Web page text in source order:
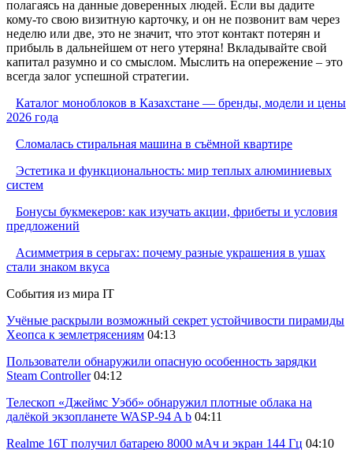
полагаясь на данные доверенных людей. Если вы дадите
кому-то свою визитную карточку, и он не позвонит вам через
неделю или две, это не значит, что этот контакт потерян и
прибыль в дальнейшем от него утеряна! Вкладывайте свой
капитал разумно и со смыслом. Мыслить на опережение – это
всегда залог успешной стратегии.
Каталог моноблоков в Казахстане — бренды, модели и цены
2026 года
Сломалась стиральная машина в съёмной квартире
Эстетика и функциональность: мир теплых алюминиевых
систем
Бонусы букмекеров: как изучать акции, фрибеты и условия
предложений
Асимметрия в серьгах: почему разные украшения в ушах
стали знаком вкуса
События из мира IT
Учёные раскрыли возможный секрет устойчивости пирамиды
Хеопса к землетрясениям 04:13
Пользователи обнаружили опасную особенность зарядки
Steam Controller 04:12
Телескоп «Джеймс Уэбб» обнаружил плотные облака на
далёкой экзопланете WASP-94 A b 04:11
Realme 16T получил батарею 8000 мАч и экран 144 Гц 04:10